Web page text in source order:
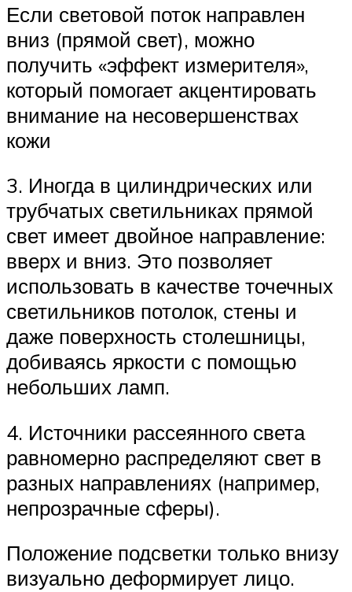
Если световой поток направлен
вниз (прямой свет), можно
получить «эффект измерителя»,
который помогает акцентировать
внимание на несовершенствах
кожи
3. Иногда в цилиндрических или
трубчатых светильниках прямой
свет имеет двойное направление:
вверх и вниз. Это позволяет
использовать в качестве точечных
светильников потолок, стены и
даже поверхность столешницы,
добиваясь яркости с помощью
небольших ламп.
4. Источники рассеянного света
равномерно распределяют свет в
разных направлениях (например,
непрозрачные сферы).
Положение подсветки только внизу
визуально деформирует лицо.